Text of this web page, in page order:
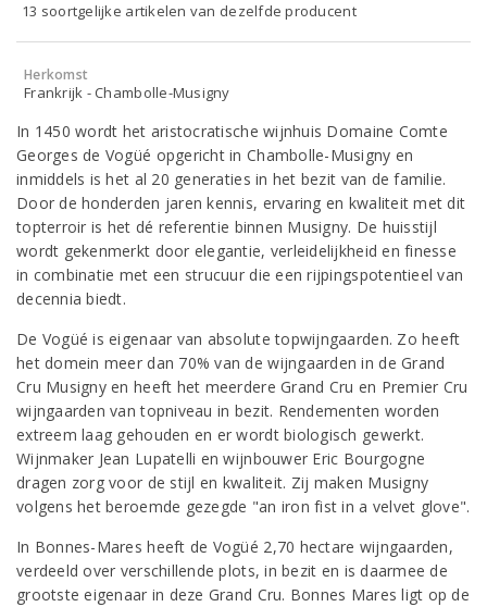
13 soortgelijke artikelen van dezelfde producent
Herkomst
Frankrijk - Chambolle-Musigny
In 1450 wordt het aristocratische wijnhuis Domaine Comte
Georges de Vogüé opgericht in Chambolle-Musigny en
inmiddels is het al 20 generaties in het bezit van de familie.
Door de honderden jaren kennis, ervaring en kwaliteit met dit
topterroir is het dé referentie binnen Musigny. De huisstijl
wordt gekenmerkt door elegantie, verleidelijkheid en finesse
in combinatie met een strucuur die een rijpingspotentieel van
decennia biedt.
De Vogüé is eigenaar van absolute topwijngaarden. Zo heeft
het domein meer dan 70% van de wijngaarden in de Grand
Cru Musigny en heeft het meerdere Grand Cru en Premier Cru
wijngaarden van topniveau in bezit. Rendementen worden
extreem laag gehouden en er wordt biologisch gewerkt.
Wijnmaker Jean Lupatelli en wijnbouwer Eric Bourgogne
dragen zorg voor de stijl en kwaliteit. Zij maken Musigny
volgens het beroemde gezegde "an iron fist in a velvet glove".
In Bonnes-Mares heeft de Vogüé 2,70 hectare wijngaarden,
verdeeld over verschillende plots, in bezit en is daarmee de
grootste eigenaar in deze Grand Cru. Bonnes Mares ligt op de